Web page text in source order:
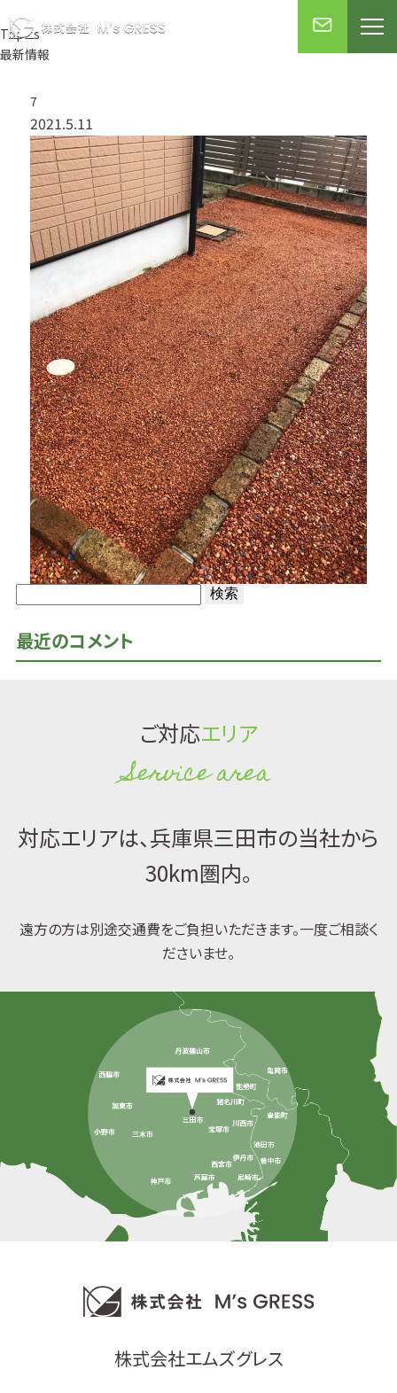
Topics
最新情報
最近のコメント
7
2021.5.11
ご対応エリア
Service area
対応エリアは、兵庫県三田市の当社から
30km圏内。
遠方の方は別途交通費をご負担いただきます。一度ご相談く
ださいませ。
株式会社エムズグレス